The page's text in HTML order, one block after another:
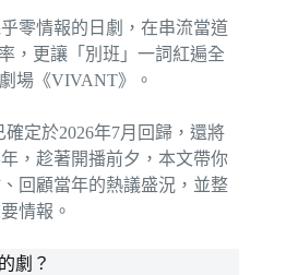
零情報的日劇，在串流當道
，更讓「別班」一詞紅遍全
場《VIVANT》。
定於2026年7月回歸，還將
，趁著開播前夕，本文帶你
回顧當年的熱議盛況，並整
情報。
劇？